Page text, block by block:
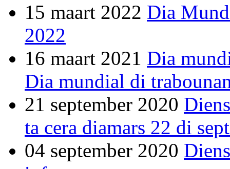
15 maart 2022 Dia
2022
16 maart 2021 Dia
Dia mundial di
21 september 2020
ta cera diamars 22 di
04 september 2020